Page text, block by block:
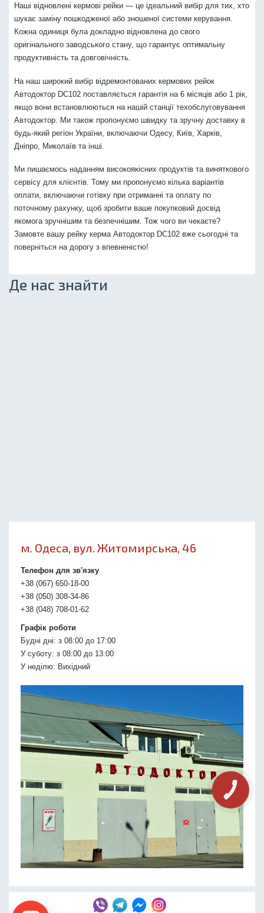
Наші відновлені кермові рейки — це ідеальний вибір для тих, хто
шукає заміну пошкодженої або зношеної системи керування.
Кожна одиниця була докладно відновлена до свого
оригінального заводського стану, що гарантує оптимальну
продуктивність та довговічність.
На наш широкий вибір відремонтованих кермових рейок
Автодоктор DC102 поставляється гарантія на 6 місяців або 1 рік,
якщо вони встановлюються на нашій станції техобслуговування
Автодоктор. Ми також пропонуємо швидку та зручну доставку в
будь-який регіон України, включаючи Одесу, Київ, Харків,
Дніпро, Миколаїв та інші.
Ми пишаємось наданням високоякісних продуктів та виняткового
сервісу для клієнтів. Тому ми пропонуємо кілька варіантів
оплати, включаючи готівку при отриманні та оплату по
поточному рахунку, щоб зробити ваше покупковий досвід
якомога зручнішим та безпечнішим. Тож чого ви чекаєте?
Замовте вашу рейку керма Автодоктор DC102 вже сьогодні та
поверніться на дорогу з впевненістю!
Де нас знайти
м. Одеса, вул. Житомирська, 46
Телефон для зв'язку
+38 (067) 650-18-00
+38 (050) 308-34-86
+38 (048) 708-01-62
Графік роботи
Будні дні: з 08:00 до 17:00
У суботу: з 08:00 до 13:00
У неділю: Вихідний
КНОПКА
СВЯЗИ